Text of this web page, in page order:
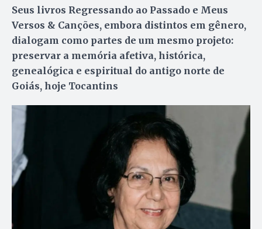
Seus livros Regressando ao Passado e Meus
Versos & Canções, embora distintos em gênero,
dialogam como partes de um mesmo projeto:
preservar a memória afetiva, histórica,
genealógica e espiritual do antigo norte de
Goiás, hoje Tocantins